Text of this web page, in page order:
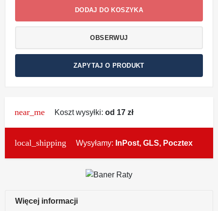
DODAJ DO KOSZYKA
OBSERWUJ
ZAPYTAJ O PRODUKT
near_me Koszt wysyłki: od 17 zł
local_shipping Wysyłamy: InPost, GLS, Pocztex
Więcej informacji